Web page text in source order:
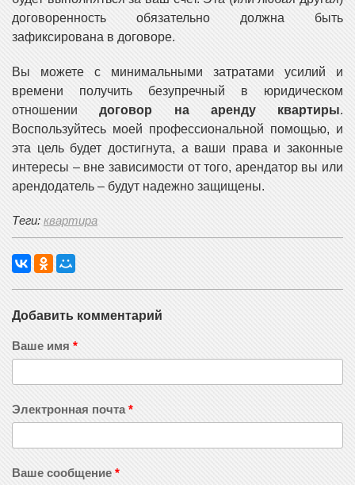
договоренность обязательно должна быть
зафиксирована в договоре.
Вы можете с минимальными затратами усилий и
времени получить безупречный в юридическом
отношениидоговор на аренду квартиры.
Воспользуйтесь моей профессиональной помощью, и
эта цель будет достигнута, а ваши права и законные
интересы – вне зависимости от того, арендатор вы или
арендодатель – будут надежно защищены.
Теги: квартира
Добавить комментарий
Ваше имя *
Электронная почта*
Ваше сообщение *